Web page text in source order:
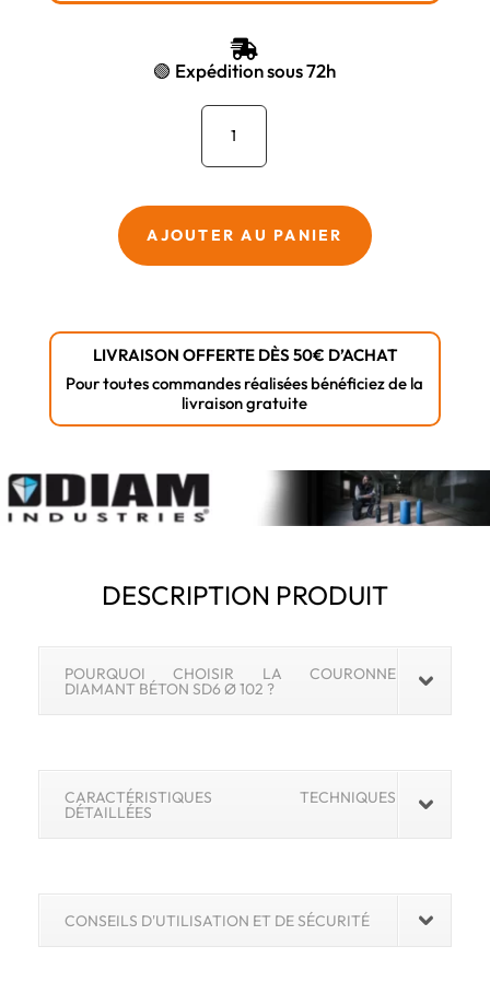
ÉTAIT :
143,94 €.134,41 €.

🟢 Expédition sous 72h
quantité
Couronne
béton
raccord
1″1/4
DIAM
INDUSTRIES
SD6102N1/4
AJOUTER AU PANIER
LIVRAISON OFFERTE DÈS 50€ D’ACHAT
Pour toutes commandes réalisées bénéficiez de la
livraison gratuite
DESCRIPTION PRODUIT
POURQUOI CHOISIR LA COURONNE
DIAMANT BÉTON SD6 Ø 102 ?
CARACTÉRISTIQUES TECHNIQUES
DÉTAILLÉES
CONSEILS D'UTILISATION ET DE SÉCURITÉ